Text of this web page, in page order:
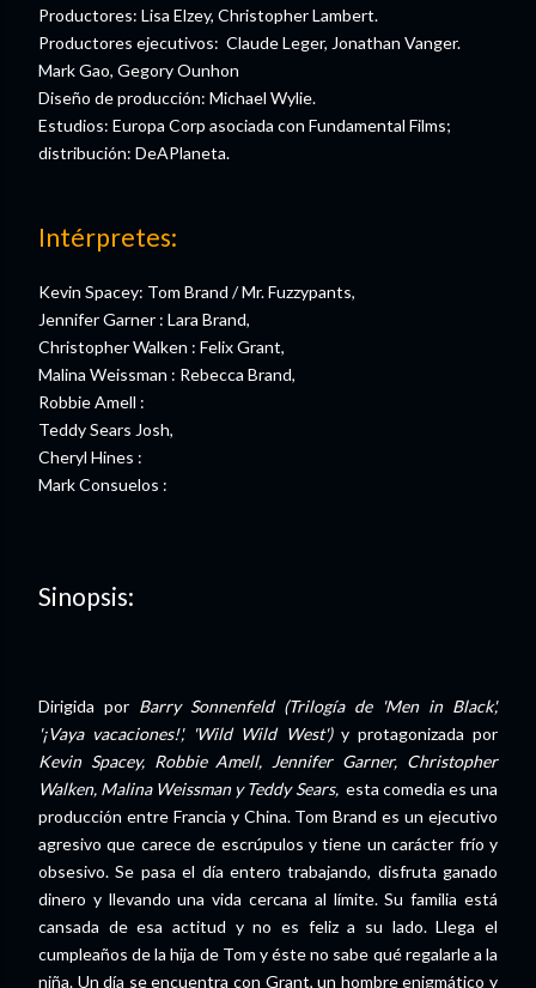
Productores: Lisa Elzey, Christopher Lambert.
Productores ejecutivos: Claude Leger, Jonathan Vanger.
Mark Gao, Gegory Ounhon
Diseño de producción: Michael Wylie.
Estudios: Europa Corp asociada con Fundamental Films;
distribución: DeAPlaneta.
Intérpretes:
Kevin Spacey: Tom Brand / Mr. Fuzzypants,
Jennifer Garner : Lara Brand,
Christopher Walken : Felix Grant,
Malina Weissman : Rebecca Brand,
Robbie Amell :
Teddy Sears Josh,
Cheryl Hines :
Mark Consuelos :
Sinopsis:
Dirigida por Barry Sonnenfeld (Trilogía de 'Men in Black',
'¡Vaya vacaciones!', 'Wild Wild West') y protagonizada por
Kevin Spacey, Robbie Amell, Jennifer Garner, Christopher
Walken, Malina Weissman y Teddy Sears, esta comedia es una
producción entre Francia y China. Tom Brand es un ejecutivo
agresivo que carece de escrúpulos y tiene un carácter frío y
obsesivo. Se pasa el día entero trabajando, disfruta ganado
dinero y llevando una vida cercana al límite. Su familia está
cansada de esa actitud y no es feliz a su lado. Llega el
cumpleaños de la hija de Tom y éste no sabe qué regalarle a la
niña. Un día se encuentra con Grant, un hombre enigmático y